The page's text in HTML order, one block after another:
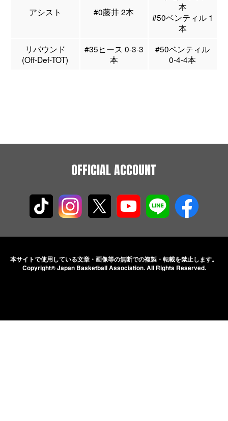
アシスト #0藤井 2本
本
#50ベンティル 1
本
リバウンド
(Off-Def-TOT)
#35ヒース 0-3-3
本
#50ベンティル
0-4-4本
OFFICIAL ACCOUNT
本サイトで使用している文章・画像等の無断での複製・転載を禁止します。
Copyright© Japan Basketball Association.All Rights Reserved.